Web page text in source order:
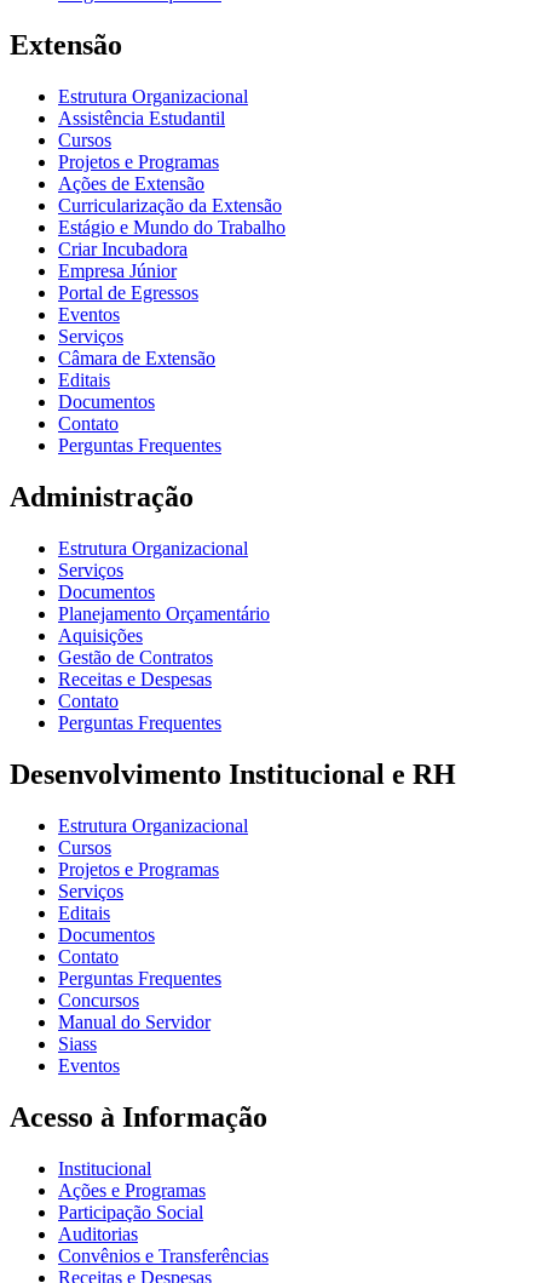
Extensão
Estrutura Organizacional
Assistência Estudantil
Cursos
Projetos e Programas
Ações de Extensão
Curricularização da Extensão
Estágio e Mundo do Trabalho
Criar Incubadora
Empresa Júnior
Portal de Egressos
Eventos
Serviços
Câmara de Extensão
Editais
Documentos
Contato
Perguntas Frequentes
Administração
Estrutura Organizacional
Serviços
Documentos
Planejamento Orçamentário
Aquisições
Gestão de Contratos
Receitas e Despesas
Contato
Perguntas Frequentes
Desenvolvimento Institucional e RH
Estrutura Organizacional
Cursos
Projetos e Programas
Serviços
Editais
Documentos
Contato
Perguntas Frequentes
Concursos
Manual do Servidor
Siass
Eventos
Acesso à Informação
Institucional
Ações e Programas
Participação Social
Auditorias
Convênios e Transferências
Receitas e Despesas